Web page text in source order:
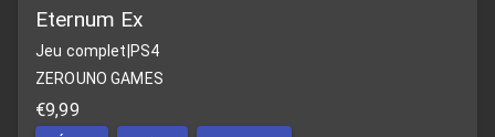
Eternum Ex
Jeu complet PS4
ZEROUNO GAMES
€9,99